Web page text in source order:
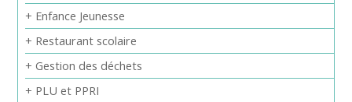
+ Enfance Jeunesse
+ Restaurant scolaire
+ Gestion des déchets
+ PLU et PPRI